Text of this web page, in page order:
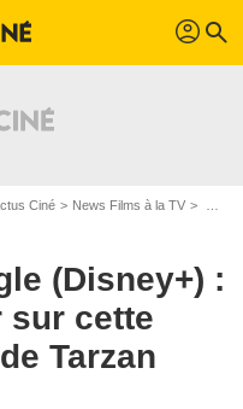
profil search
Ciné News Films à la TV
(Disney+) :
sur cette
Tarzan